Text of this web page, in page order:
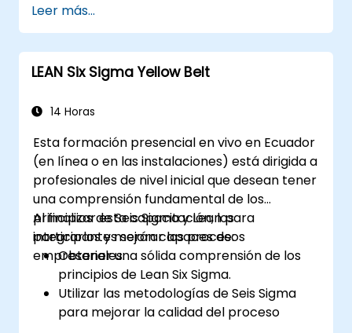
habilidades de aplicación en las fases de
Definir, Medir, Analizar, Mejorar y
Controlar.
Aplicar herramientas estadísticas
basada en datos y el análisis de procesos.
proyectos Lean Six Sigma.
Leer más...
LEAN Six Sigma Yellow Belt
14 Horas
Esta formación presencial en vivo en Ecuador
(en línea o en las instalaciones) está dirigida a
profesionales de nivel inicial que desean tener
una comprensión fundamental de los
principios de Seis Sigma y Lean para
integrarlos y mejorar los procesos
empresariales.
Al finalizar esta capacitación, los
participantes serán capaces de:
Obtener una sólida comprensión de los
principios de Lean Six Sigma.
Utilizar las metodologías de Seis Sigma
para mejorar la calidad del proceso